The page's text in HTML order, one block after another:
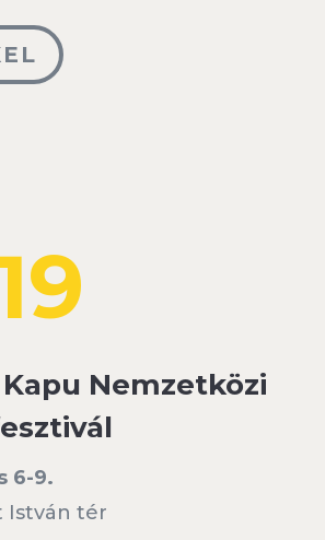
Nemzetközi
6-9.
István tér